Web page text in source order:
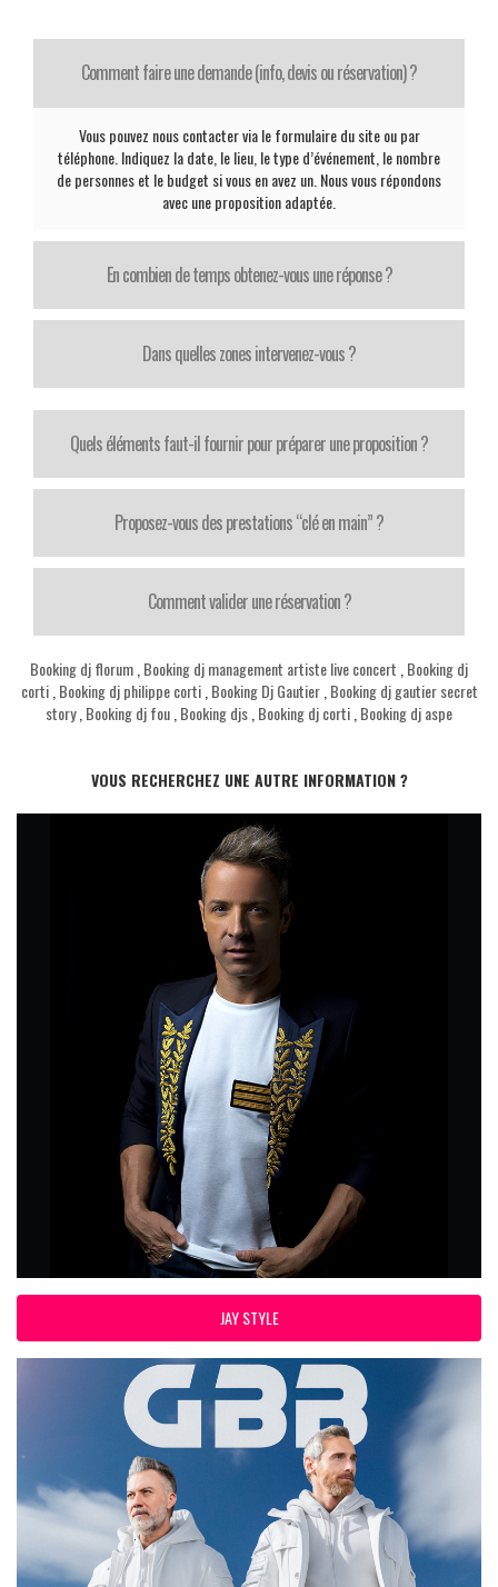
Comment faire une demande (info, devis ou réservation) ?
Vous pouvez nous contacter via le formulaire du site ou par
téléphone. Indiquez la date, le lieu, le type d’événement, le nombre
de personnes et le budget si vous en avez un. Nous vous répondons
avec une proposition adaptée.
En combien de temps obtenez-vous une réponse ?
Dans quelles zones intervenez-vous ?
Quels éléments faut-il fournir pour préparer une proposition ?
Proposez-vous des prestations “clé en main” ?
Comment valider une réservation ?
Booking dj florum Booking dj management artiste live concert Booking dj
corti, Booking dj philippe corti, Booking Dj Gautier Booking dj gautier secret
story, Booking dj fou Booking djs Booking dj corti Booking dj aspe
VOUS RECHERCHEZ UNE AUTRE INFORMATION ?
JAY STYLE